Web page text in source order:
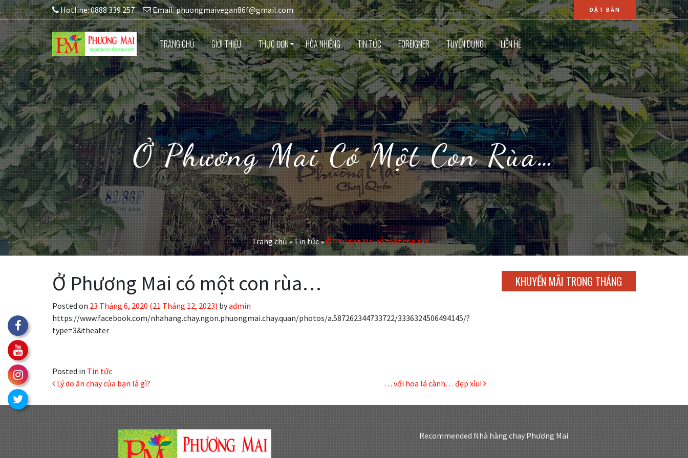
Hotline: 0888 339 257 Email: phuongmaivegan86f@gmail.com ĐẶT BÀN
TRANG CHỦ GIỚI THIỆU THỰC ĐƠN HÒA NHIÊNG TIN TỨC FOREIGNER TUYỂN DỤNG LIÊN HỆ
Ở Phương Mai Có Một Con Rùa…
Trang chủ»Tin tức»Ở Phương Mai có một con rùa…
Ở Phương Mai có một con rùa…
Posted on 23 Tháng 6, 2020 (21 Tháng 12, 2023) byadmin
https://www.facebook.com/nhahang.chay.ngon.phuongmai.chay.quan/photos/a.587262344733722/3336324506494145/?
type=3&theater
Posted in Tin tức
Post navigation
Lý do ăn chay của bạn là gì? … với hoa lá cành… đẹp xỉu!
KHUYẾN MÃI TRONG THÁNG
Recommended Nhà hàng chay Phương Mai